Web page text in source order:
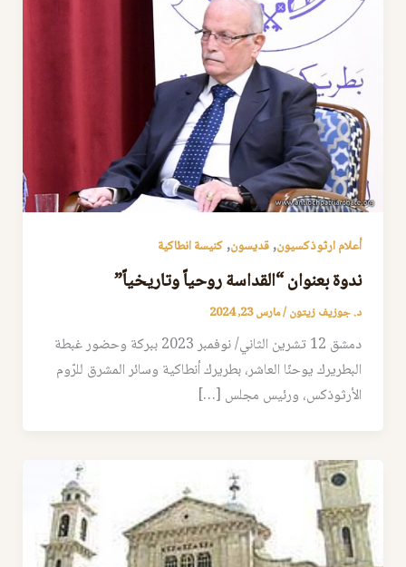
أعلام ارثوذكسيون,قديسون,كنيسة انطاكية
ندوة بعنوان “القداسة روحياً وتاريخياً”
د. جوزيف زيتون/مارس 23, 2024
دمشق 12 تشرين الثاني/ نوفمبر 2023 ببركة وحضور غبطة
البطريرك يوحنّا العاشر، بطريرك أنطاكية وسائر المشرق للرّوم
الأرثوذكس، ورئيس مجلس […]